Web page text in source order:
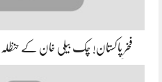
فخرِ پاکستان! چک بیلی خان کے حنظلہ